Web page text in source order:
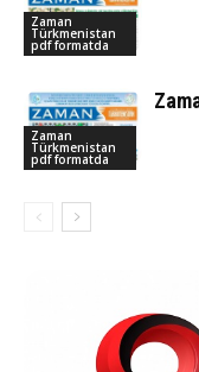
Zaman
Türkmenistan
pdf formatda
Zaman
Türkmenistan
pdf formatda